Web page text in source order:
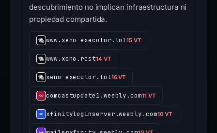
descubrimiento no implican infraestructura ni
propiedad compartida.
www.xeno-executor.lol15 VT
www.xeno.rest14 VT
xeno-executor.lol16 VT
comcastupdate1.weebly.com11 VT
xfinityloginserver.weebly.com10 VT